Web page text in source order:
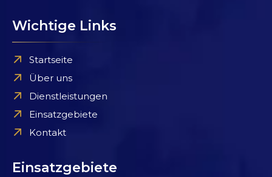
Wichtige Links
Startseite
Über uns
Dienstleistungen
Einsatzgebiete
Kontakt
Einsatzgebiete